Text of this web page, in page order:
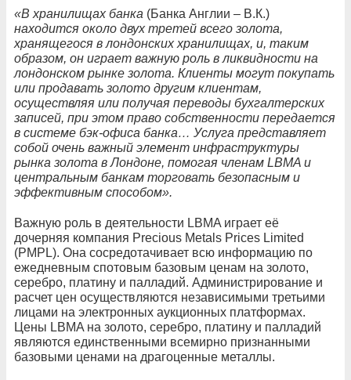
«В хранилищах банка (Банка Англии – В.К.)
находится около двух третей всего золота,
хранящегося в лондонских хранилищах, и, таким
образом, он играет важную роль в ликвидности на
лондонском рынке золота. Клиенты могут покупать
или продавать золото другим клиентам,
осуществляя или получая переводы бухгалтерских
записей, при этом право собственности передается
в системе бэк-офиса банка… Услуга представляет
собой очень важный элемент инфраструктуры
рынка золота в Лондоне, помогая членам LBMA и
центральным банкам торговать безопасным и
эффективным способом».
Важную роль в деятельности LBMA играет её
дочерняя компания Precious Metals Prices Limited
(PMPL). Она сосредотачивает всю информацию по
ежедневным спотовым базовым ценам на золото,
серебро, платину и палладий. Администрирование и
расчет цен осуществляются независимыми третьими
лицами на электронных аукционных платформах.
Цены LBMA на золото, серебро, платину и палладий
являются единственными всемирно признанными
базовыми ценами на драгоценные металлы.